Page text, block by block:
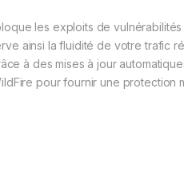
les exploits de
ainsi la fluidité de votre trafic
à des mises à jour
pour fournir une